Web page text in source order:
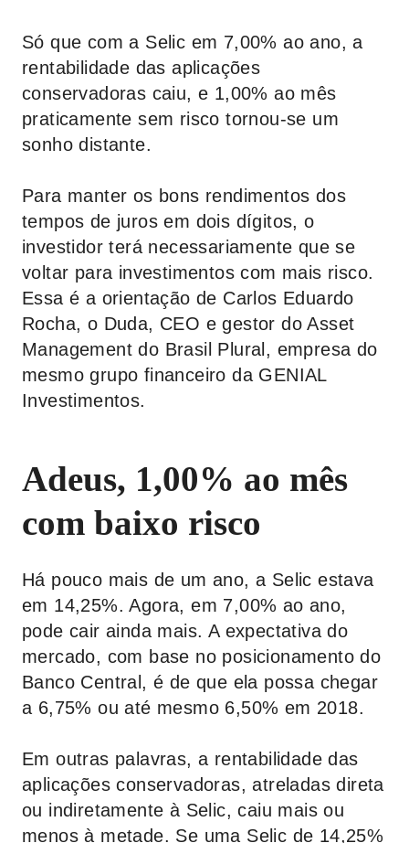
Só que com a Selic em 7,00% ao ano, a
rentabilidade das aplicações
conservadoras caiu, e 1,00% ao mês
praticamente sem risco tornou-se um
sonho distante.
Para manter os bons rendimentos dos
tempos de juros em dois dígitos, o
investidor terá necessariamente que se
voltar para investimentos com mais risco.
Essa é a orientação de Carlos Eduardo
Rocha, o Duda, CEO e gestor do Asset
Management do Brasil Plural, empresa do
mesmo grupo financeiro da GENIAL
Investimentos.
Adeus, 1,00% ao mês
com baixo risco
Há pouco mais de um ano, a Selic estava
em 14,25%. Agora, em 7,00% ao ano,
pode cair ainda mais. A expectativa do
mercado, com base no posicionamento do
Banco Central, é de que ela possa chegar
a 6,75% ou até mesmo 6,50% em 2018.
Em outras palavras, a rentabilidade das
aplicações conservadoras, atreladas direta
ou indiretamente à Selic, caiu mais ou
menos à metade. Se uma Selic de 14,25%